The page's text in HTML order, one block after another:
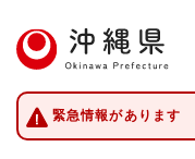
緊急情報があります